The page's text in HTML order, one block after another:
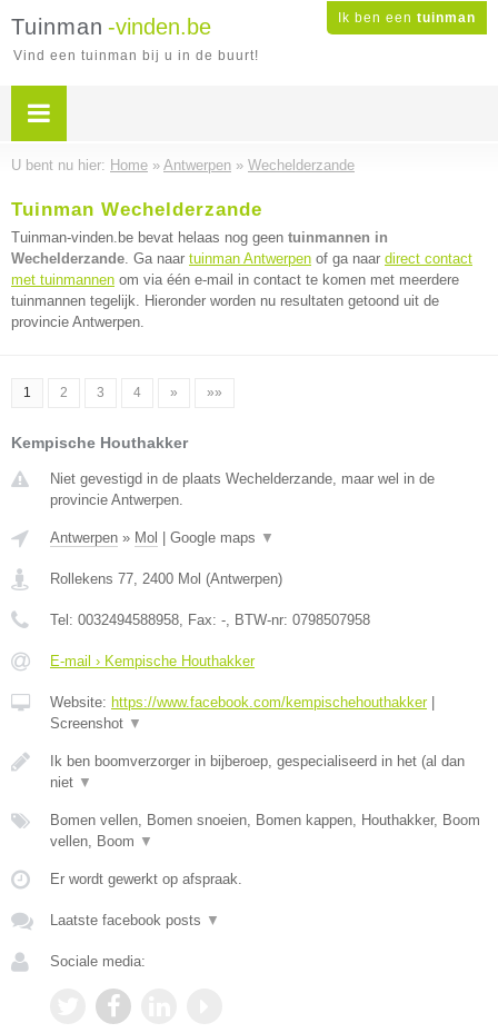
Ik ben een tuinman
Tuinman -vinden.be
Vind een tuinman bij u in de buurt!
U bent nu hier: Home » Antwerpen » Wechelderzande
Tuinman Wechelderzande
Tuinman-vinden.be bevat helaas nog geen tuinmannen in
Wechelderzande. Ga naar tuinman Antwerpen of ga naar direct contact
met tuinmannen om via één e-mail in contact te komen met meerdere
tuinmannen tegelijk. Hieronder worden nu resultaten getoond uit de
provincie Antwerpen.
1 2 3 4 » »»
Kempische Houthakker
Niet gevestigd in de plaats Wechelderzande, maar wel in de
provincie Antwerpen.
Antwerpen » Mol Google maps ▼
Rollekens 77, 2400 Mol (Antwerpen)
Tel: 0032494588958, Fax: -, BTW-nr: 0798507958
E-mail › Kempische Houthakker
Website: https://www.facebook.com/kempischehouthakker|
Screenshot ▼
Ik ben boomverzorger in bijberoep, gespecialiseerd in het (al dan
niet ▼
Bomen vellen, Bomen snoeien, Bomen kappen, Houthakker, Boom
vellen, Boom ▼
Er wordt gewerkt op afspraak.
Laatste facebook posts ▼
Sociale media: